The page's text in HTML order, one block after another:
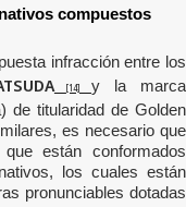
compuestos
infracción entre los
[14]
y la marca
de titularidad de Golden
es necesario que
están conformados
los cuales están
pronunciables dotadas